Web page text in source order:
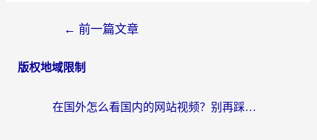
← 前一篇文章
版权地域限制
在国外怎么看国内的网站视频？别再踩坑！选对加速器秒回国内冲浪